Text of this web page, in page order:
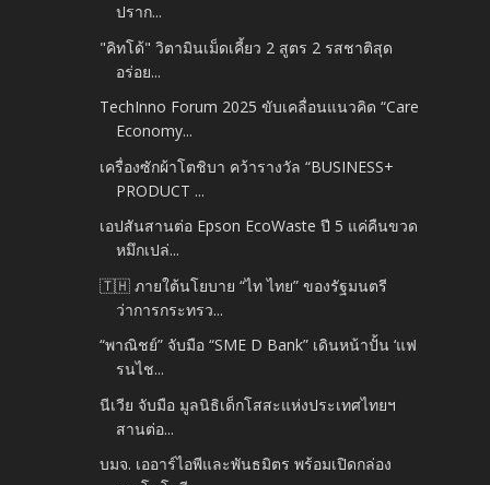
ปราก...
"คิทโด้" วิตามินเม็ดเคี้ยว 2 สูตร 2 รสชาติสุด
อร่อย...
TechInno Forum 2025 ขับเคลื่อนแนวคิด “Care
Economy...
เครื่องซักผ้าโตชิบา คว้ารางวัล “BUSINESS+
PRODUCT ...
เอปสันสานต่อ Epson EcoWaste ปี 5 แค่คืนขวด
หมึกเปล่...
🇹🇭 ภายใต้นโยบาย “ไท ไทย” ของรัฐมนตรี
ว่าการกระทรว...
“พาณิชย์” จับมือ “SME D Bank” เดินหน้าปั้น ‘แฟ
รนไช...
นีเวีย จับมือ มูลนิธิเด็กโสสะแห่งประเทศไทยฯ
สานต่อ...
บมจ. เออาร์ไอพีและพันธมิตร พร้อมเปิดกล่อง